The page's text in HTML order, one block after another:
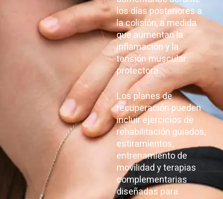
los días posteriores a
la colisión, a medida
que aumentan la
inflamación y la
tensión muscular
protectora.
Los planes de
recuperación pueden
incluir ejercicios de
rehabilitación guiados,
estiramientos,
entrenamiento de
movilidad y terapias
complementarias
diseñadas para